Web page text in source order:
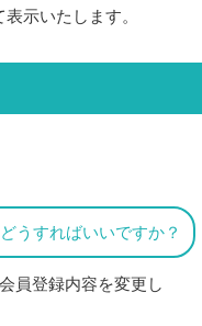
表示いたします。
うすればいいですか？
員登録内容を変更し